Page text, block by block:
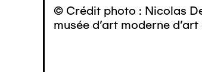
© Crédit photo : Nicolas
musée d’art moderne